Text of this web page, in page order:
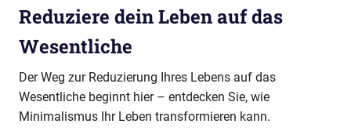
Reduziere dein Leben auf das
Wesentliche
Der Weg zur Reduzierung Ihres Lebens auf das
Wesentliche beginnt hier – entdecken Sie, wie
Minimalismus Ihr Leben transformieren kann.